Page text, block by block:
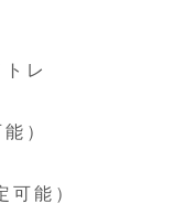
レ
）
可能）